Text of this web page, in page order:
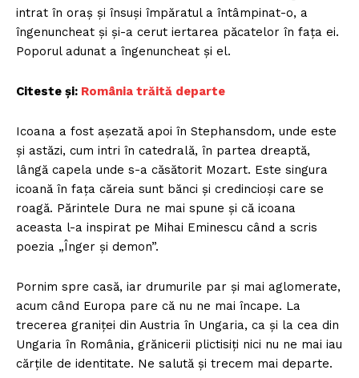
intrat în oraş şi însuşi împăratul a întâmpinat-o, a
îngenuncheat şi şi-a cerut iertarea păcatelor în faţa ei.
Poporul adunat a îngenuncheat şi el.
Citeste și: România trăită departe
Icoana a fost aşezată apoi în Stephansdom, unde este
şi astăzi, cum intri în catedrală, în partea dreaptă,
lângă capela unde s-a căsătorit Mozart. Este singura
icoană în fața căreia sunt bănci și credincioși care se
roagă. Părintele Dura ne mai spune și că icoana
aceasta l-a inspirat pe Mihai Eminescu când a scris
poezia „Înger şi demon”.
Pornim spre casă, iar drumurile par și mai aglomerate,
acum când Europa pare că nu ne mai încape. La
trecerea graniței din Austria în Ungaria, ca și la cea din
Ungaria în România, grănicerii plictisiți nici nu ne mai iau
cărțile de identitate. Ne salută și trecem mai departe.